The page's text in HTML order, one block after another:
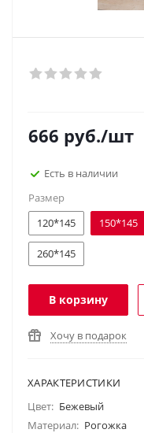
666 руб./шт
Есть в наличии
Размер
120*145
150*145
260*145
В корзину
Хочу в подарок
ХАРАКТЕРИСТИКИ
Цвет: Бежевый
Материал: Рогожка